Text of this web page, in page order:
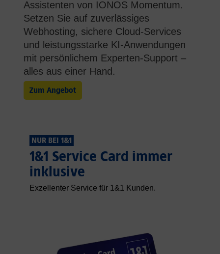
Assistenten von IONOS Momentum.
Setzen Sie auf zuverlässiges
Webhosting, sichere Cloud-Services
und leistungsstarke KI-Anwendungen
mit persönlichem Experten-Support –
alles aus einer Hand.
Zum Angebot
NUR BEI 1&1
1&1 Service Card immer
inklusive
Exzellenter Service für 1&1 Kunden.